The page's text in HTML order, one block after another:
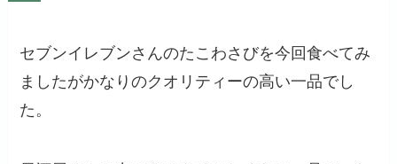
セブンイレブンさんのたこわさびを今回食べてみ
ましたがかなりのクオリティーの高い一品でし
た。